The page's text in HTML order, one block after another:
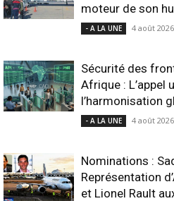
moteur de son
- A LA UNE 4 août 2026
Sécurité des
Afrique : L’appel
l’harmonisation
- A LA UNE 4 août 2026
Nominations :
Représentation
et Lionel Rault